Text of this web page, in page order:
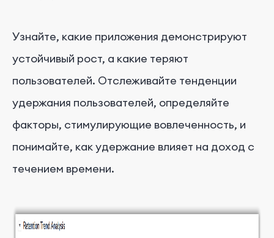
Узнайте, какие приложения демонстрируют
устойчивый рост, а какие теряют
пользователей. Отслеживайте тенденции
удержания пользователей, определяйте
факторы, стимулирующие вовлеченность, и
понимайте, как удержание влияет на доход с
течением времени.